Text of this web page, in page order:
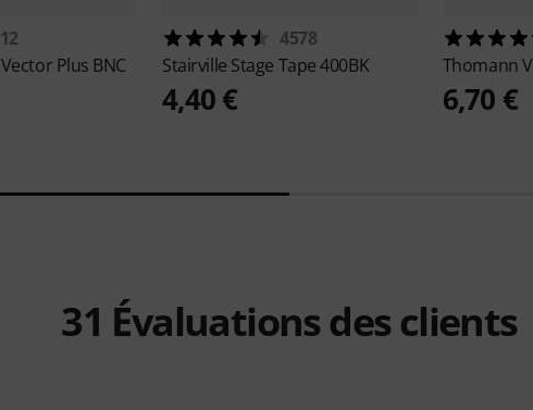
12
Vector Plus BNC
4578
Stairville Stage Tape 400BK
4,40 €
Thomann
6,70 €
31 Évaluations des clients